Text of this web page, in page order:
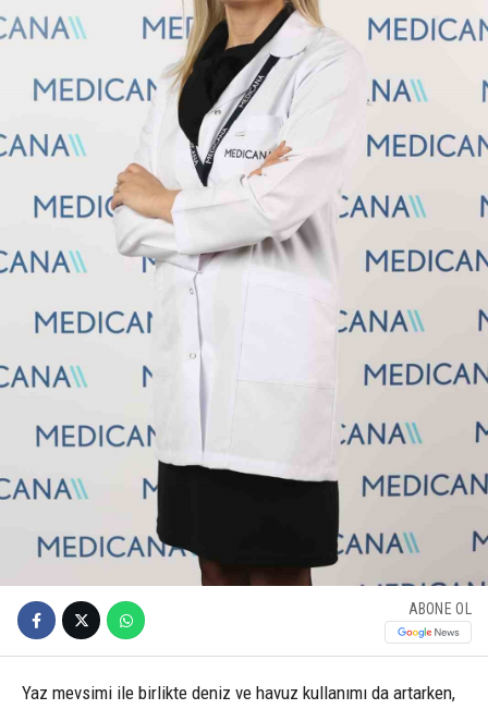
ABONE OL
Yaz mevsimi ile birlikte deniz ve havuz kullanımı da artarken,